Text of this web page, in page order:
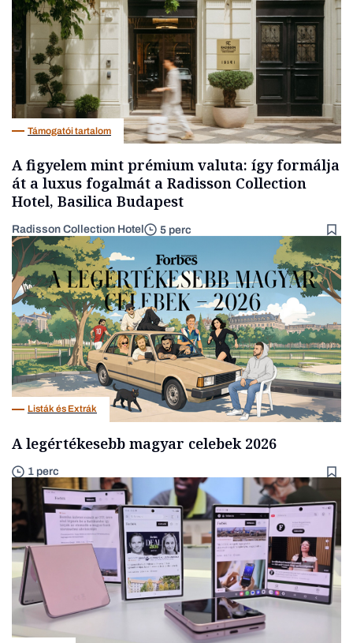
Támogatói tartalom
A figyelem mint prémium valuta: így formálja
át a luxus fogalmát a Radisson Collection
Hotel, Basilica Budapest
Radisson Collection Hotel 5 perc
Listák és Extrák
A legértékesebb magyar celebek 2026
1 perc